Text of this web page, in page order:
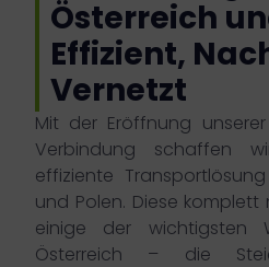
Österreich
Effizient,
Vernetzt
Mit der Eröffnung
Verbindung schaffen
effiziente
und Polen. Diese
einige der wichtigsten
Österreich – die